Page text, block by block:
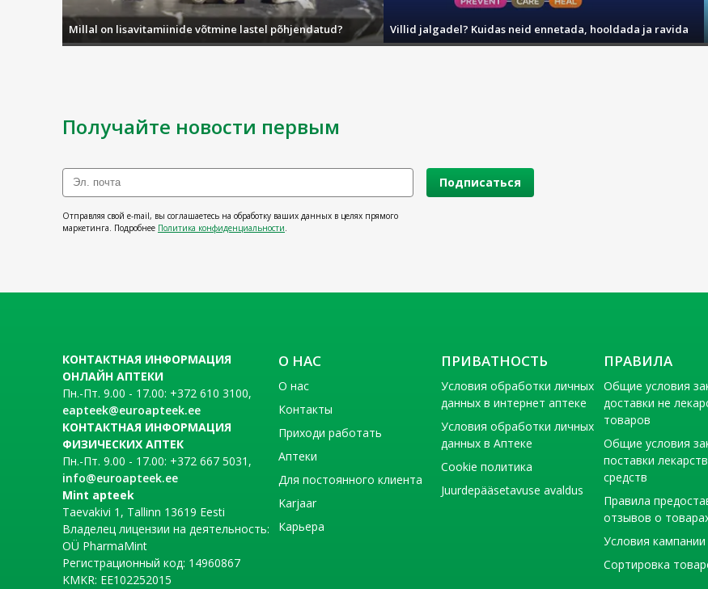
Millal on lisavitamiinide võtmine lastel põhjendatud? Villid jalgadel? Kuidas neid ennetada, hooldada ja ravida
Получайте новости первым
Подписаться
Отправляя свой e-mail, вы соглашаетесь на обработку ваших данных в целях прямого
маркетинга. Подробнее Политика конфиденциальности
КОНТАКТНАЯ ИНФОРМАЦИЯ
ОНЛАЙН АПТЕКИ
Пн.-Пт. 9.00 - 17.00: +372 610 3100,
eapteek@euroapteek.ee
КОНТАКТНАЯ ИНФОРМАЦИЯ
ФИЗИЧЕСКИХ АПТЕК
Пн.-Пт. 9.00 - 17.00: +372 667 5031,
info@euroapteek.ee
Mint apteek
Taevakivi 1, Tallinn 13619 Eesti
Владелец лицензии на деятельность:
OÜ PharmaMint
Регистрационный код: 14960867
KMKR: EE102252015
О НАС
О нас
Контакты
Приходи работать
Аптеки
Для постоянного клиента
Karjaar
Карьера
ПРИВАТНОСТЬ
Условия обработки личных
данных в интернет аптеке
Условия обработки личных
данных в Аптеке
Cookie политика
Juurdepääsetavuse avaldus
ПРАВИЛА
Общие условия
доставки не
товаров
Общие условия
поставки
средств
Правила
отзывов о
Условия кампании
Сортировка